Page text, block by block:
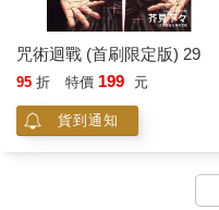
咒術迴戰 (首刷限定版) 29
95 折 特價 199 元
貨到通知